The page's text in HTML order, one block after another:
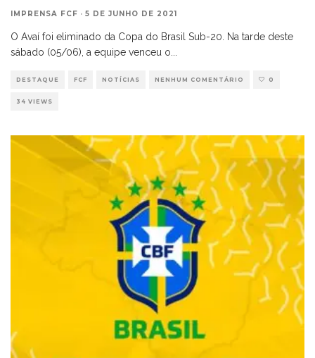
IMPRENSA FCF · 5 DE JUNHO DE 2021
O Avaí foi eliminado da Copa do Brasil Sub-20. Na tarde deste
sábado (05/06), a equipe venceu o
DESTAQUE FCF NOTÍCIAS NENHUM COMENTÁRIO 0
34 VIEWS